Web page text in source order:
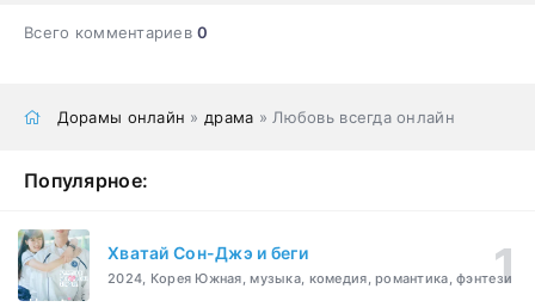
Всего комментариев0
Дорамы онлайн » драма » Любовь всегда онлайн
Популярное:
Хватай Сон-Джэ и беги
2024, Корея Южная, музыка, комедия, романтика, фэнтези